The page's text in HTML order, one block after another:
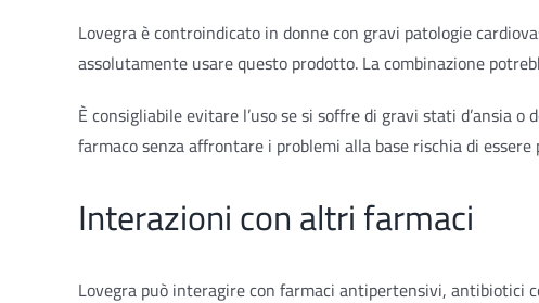
Lovegra è controindicato in donne con gravi patologie
assolutamente usare questo prodotto. La combinazione
È consigliabile evitare l’uso se si soffre di gravi stati d’ansia
farmaco senza affrontare i problemi alla base rischia di
Interazioni con altri farmaci
Lovegra può interagire con farmaci antipertensivi, antibiotici